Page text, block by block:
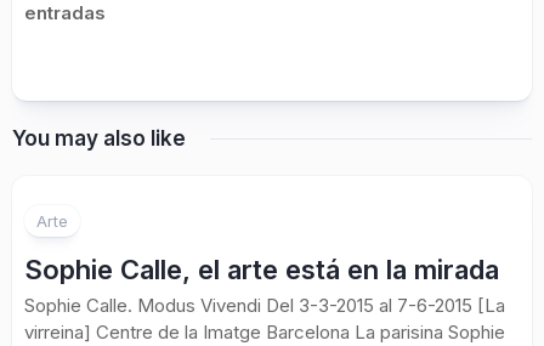
entradas
You may also like
Arte
Sophie Calle, el arte está en la mirada
Sophie Calle. Modus Vivendi Del 3-3-2015 al 7-6-2015 [La
virreina] Centre de la Imatge Barcelona La parisina Sophie